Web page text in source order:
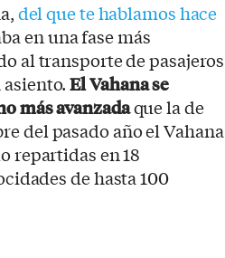
del que te hablamos hace
en una fase más
al transporte de pasajeros
asiento.El Vahana se
más avanzadaque la de
del pasado año el Vahana
repartidas en 18
de hasta 100